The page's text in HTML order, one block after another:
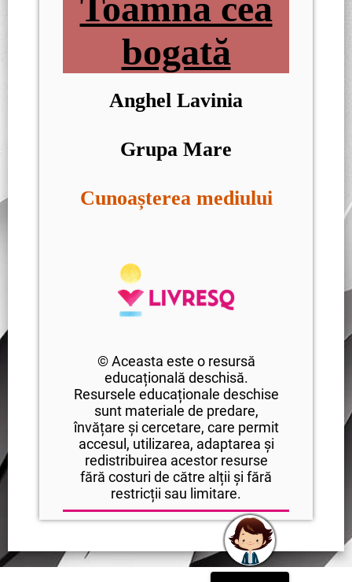
Toamna cea
bogată
Anghel Lavinia
Grupa Mare
Cunoașterea mediului
© Aceasta este o resursă
educațională deschisă.
Resursele educaționale deschise
sunt materiale de predare,
învățare și cercetare, care permit
accesul, utilizarea, adaptarea și
redistribuirea acestor resurse
fără costuri de către alții și fără
restricții sau limitare.